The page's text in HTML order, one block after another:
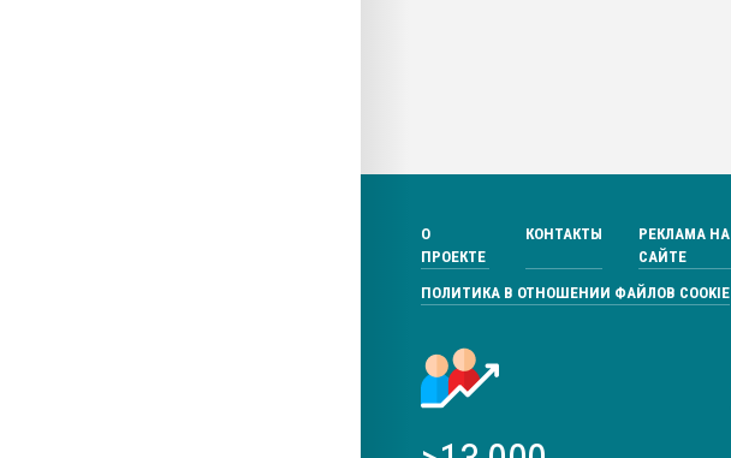
О
ПРОЕКТЕ
КОНТАКТЫ
РЕКЛАМА НА
САЙТЕ
ПОЛИТИКА В ОТНОШЕНИИ ФАЙЛОВ COOKIE